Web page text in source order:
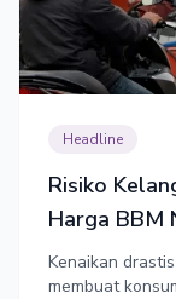
Headline
Risiko
Harga BBM
Kenaikan
membuat